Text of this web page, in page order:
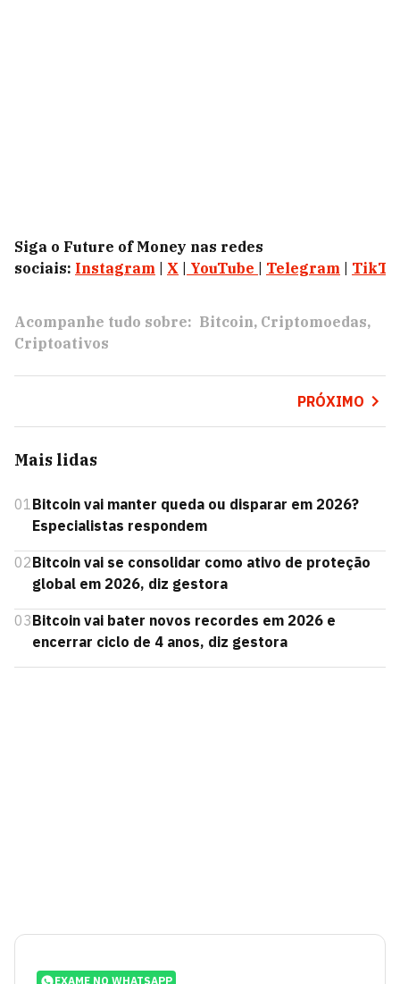
Siga o Future of Money nas redes
sociais: Instagram X YouTube Telegram
Acompanhe tudo sobre: Bitcoin Criptomoedas
Criptoativos
PRÓXIMO
Mais lidas
01Bitcoin vai manter queda ou disparar em 2026?
Especialistas respondem
02Bitcoin vai se consolidar como ativo de proteção
global em 2026, diz gestora
03Bitcoin vai bater novos recordes em 2026 e
encerrar ciclo de 4 anos, diz gestora
EXAME NO WHATSAPP